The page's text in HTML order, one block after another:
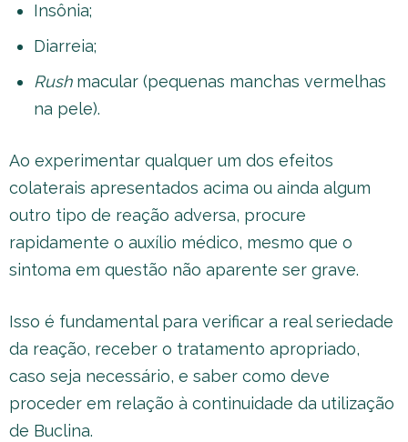
Insônia;
Diarreia;
Rushmacular (pequenas manchas vermelhas
na pele).
Ao experimentar qualquer um dos efeitos
colaterais apresentados acima ou ainda algum
outro tipo de reação adversa, procure
rapidamente o auxílio médico, mesmo que o
sintoma em questão não aparente ser grave.
Isso é fundamental para verificar a real seriedade
da reação, receber o tratamento apropriado,
caso seja necessário, e saber como deve
proceder em relação à continuidade da utilização
de Buclina.